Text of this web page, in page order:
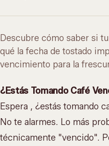
Descubre cómo saber si
qué la fecha de tostado
vencimiento para la
¿Estás Tomando Café
Espera , ¿estás tomando
No te alarmes. Lo más
técnicamente "vencido".